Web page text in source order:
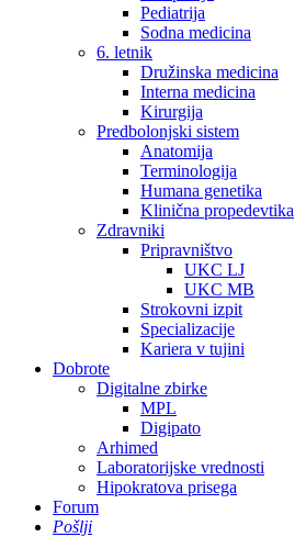
Pediatrija
Sodna medicina
6. letnik
Družinska medicina
Interna medicina
Kirurgija
Predbolonjski sistem
Anatomija
Terminologija
Humana genetika
Klinična propedevtika
Zdravniki
Pripravništvo
UKC LJ
UKC MB
Strokovni izpit
Specializacije
Kariera v tujini
Dobrote
Digitalne zbirke
MPL
Digipato
Arhimed
Laboratorijske vrednosti
Hipokratova prisega
Forum
Pošlji